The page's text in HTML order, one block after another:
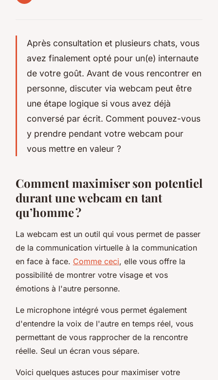
Après consultation et plusieurs chats, vous
avez finalement opté pour un(e) internaute
de votre goût. Avant de vous rencontrer en
personne, discuter via webcam peut être
une étape logique si vous avez déjà
conversé par écrit. Comment pouvez-vous
y prendre pendant votre webcam pour
vous mettre en valeur ?
Comment maximiser son potentiel
durant une webcam en tant
qu’homme ?
La webcam est un outil qui vous permet de passer
de la communication virtuelle à la communication
en face à face. Comme ceci, elle vous offre la
possibilité de montrer votre visage et vos
émotions à l'autre personne.
Le microphone intégré vous permet également
d'entendre la voix de l'autre en temps réel, vous
permettant de vous rapprocher de la rencontre
réelle. Seul un écran vous sépare.
Voici quelques astuces pour maximiser votre